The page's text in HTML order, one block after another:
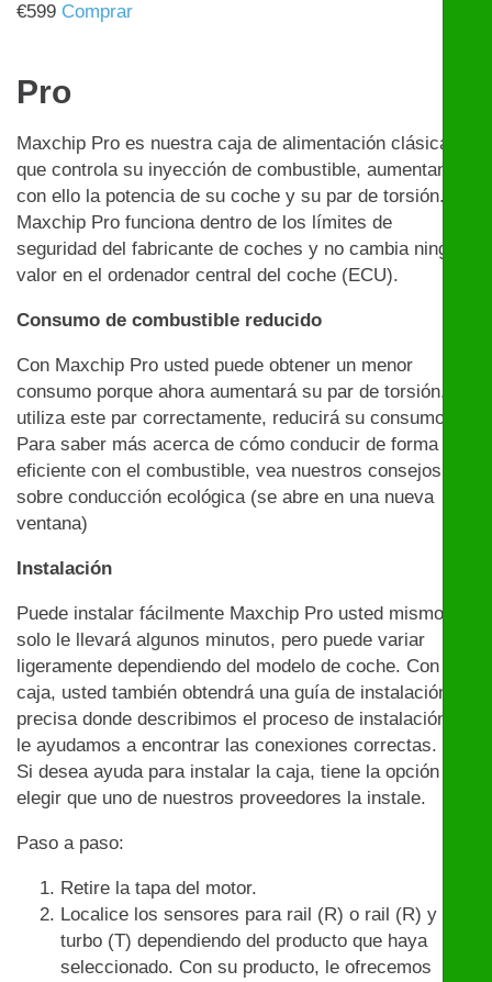
€599 Comprar
Pro
Maxchip Pro es nuestra caja de alimentación clásica
que controla su inyección de combustible, aumentando
con ello la potencia de su coche y su par de torsión.
Maxchip Pro funciona dentro de los límites de
seguridad del fabricante de coches y no cambia ningún
valor en el ordenador central del coche (ECU).
Consumo de combustible reducido
Con Maxchip Pro usted puede obtener un menor
consumo porque ahora aumentará su par de torsión. Si
utiliza este par correctamente, reducirá su consumo.
Para saber más acerca de cómo conducir de forma
eficiente con el combustible, vea nuestros consejos
sobre conducción ecológica (se abre en una nueva
ventana)
Instalación
Puede instalar fácilmente Maxchip Pro usted mismo:
solo le llevará algunos minutos, pero puede variar
ligeramente dependiendo del modelo de coche. Con la
caja, usted también obtendrá una guía de instalación
precisa donde describimos el proceso de instalación y
le ayudamos a encontrar las conexiones correctas.
Si desea ayuda para instalar la caja, tiene la opción de
elegir que uno de nuestros proveedores la instale.
Paso a paso:
Retire la tapa del motor.
Localice los sensores para rail (R) o rail (R) y
turbo (T) dependiendo del producto que haya
seleccionado. Con su producto, le ofrecemos